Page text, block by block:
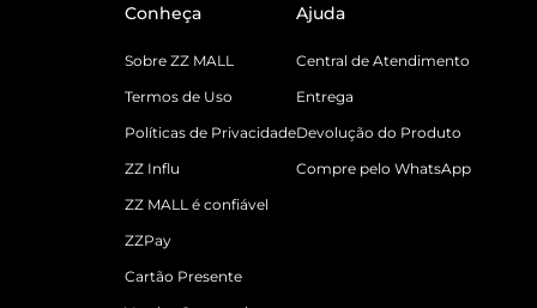
Conheça
Sobre ZZ MALL
Termos de Uso
Políticas de Privacidade
ZZ Influ
ZZ MALL é confiável
ZZPay
Cartão Presente
Ajuda
Central de Atendimento
Entrega
Devolução do Produto
Compre pelo WhatsApp